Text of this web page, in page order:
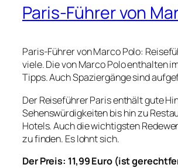
Paris-Führer von
Paris-Führer von Marco Polo:
viele. Die von Marco Polo enthalten
Tipps. Auch Spaziergänge sind
Der Reiseführer Paris enthält gute
Sehenswürdigkeiten bis hin zu
Hotels. Auch die wichtigsten
zu finden. Es lohnt sich.
Der Preis: 11,99 Euro (ist